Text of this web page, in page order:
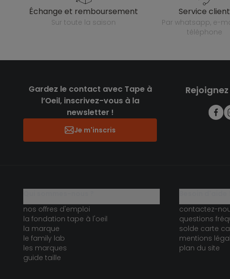
échange et remboursement
sur toute la saison
service client
par whatsapp, e-mail ou
téléphone
Gardez le contact avec Tape à
l’Oeil, inscrivez-vous à la
newsletter !
Je m'inscris
nos offres d'emploi
la fondation tape à l'oeil
la marque
le family lab
les marques
guide taille
contactez-
questions
solde carte
mentions
plan du site